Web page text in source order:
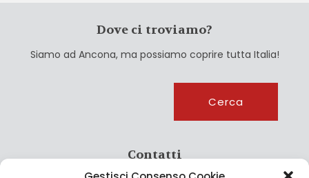
Dove ci troviamo?
Siamo ad Ancona, ma possiamo coprire tutta Italia!
Cerca
Contatti